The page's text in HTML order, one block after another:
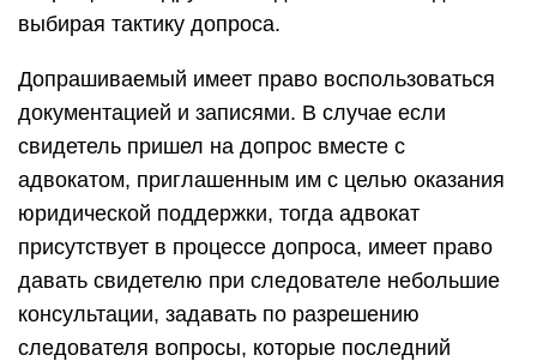
выбирая тактику допроса.
Допрашиваемый имеет право воспользоваться
документацией и записями. В случае если
свидетель пришел на допрос вместе с
адвокатом, приглашенным им с целью оказания
юридической поддержки, тогда адвокат
присутствует в процессе допроса, имеет право
давать свидетелю при следователе небольшие
консультации, задавать по разрешению
следователя вопросы, которые последний